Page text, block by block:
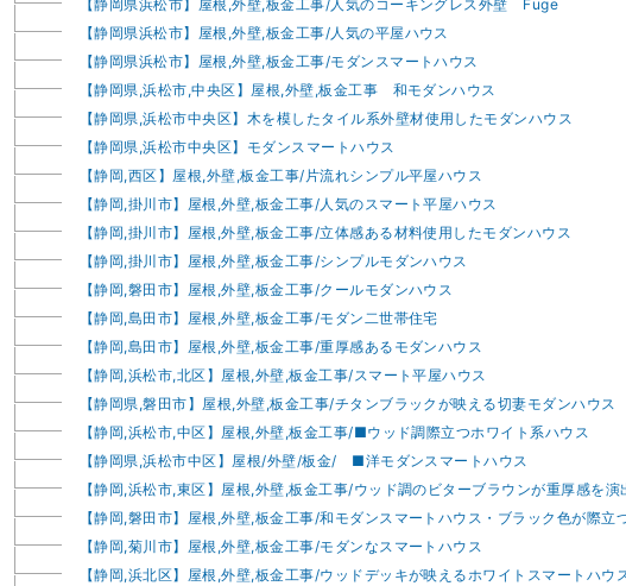
【静岡県浜松市】屋根,外壁,板金工事/人気のコーキングレス外壁 Fuge
【静岡県浜松市】屋根,外壁,板金工事/人気の平屋ハウス
【静岡県浜松市】屋根,外壁,板金工事/モダンスマートハウス
【静岡県,浜松市,中央区】屋根,外壁,板金工事 和モダンハウス
【静岡県,浜松市中央区】木を模したタイル系外壁材使用したモダンハウス
【静岡県,浜松市中央区】モダンスマートハウス
【静岡,西区】屋根,外壁,板金工事/片流れシンプル平屋ハウス
【静岡,掛川市】屋根,外壁,板金工事/人気のスマート平屋ハウス
【静岡,掛川市】屋根,外壁,板金工事/立体感ある材料使用したモダンハウス
【静岡,掛川市】屋根,外壁,板金工事/シンプルモダンハウス
【静岡,磐田市】屋根,外壁,板金工事/クールモダンハウス
【静岡,島田市】屋根,外壁,板金工事/モダン二世帯住宅
【静岡,島田市】屋根,外壁,板金工事/重厚感あるモダンハウス
【静岡,浜松市,北区】屋根,外壁,板金工事/スマート平屋ハウス
【静岡県,磐田市】屋根,外壁,板金工事/チタンブラックが映える切妻モダンハウス
【静岡,浜松市,中区】屋根,外壁,板金工事/■ウッド調際立つホワイト系ハウス
【静岡県,浜松市中区】屋根/外壁/板金/ ■洋モダンスマートハウス
【静岡,浜松市,東区】屋根,外壁,板金工事/ウッド調のビターブラウンが重厚感を演
【静岡,磐田市】屋根,外壁,板金工事/和モダンスマートハウス・ブラック色が際立
【静岡,菊川市】屋根,外壁,板金工事/モダンなスマートハウス
【静岡,浜北区】屋根,外壁,板金工事/ウッドデッキが映えるホワイトスマートハウ